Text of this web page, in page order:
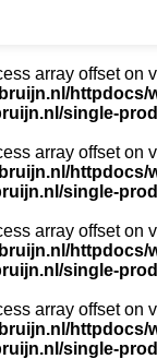
array offset on
httpdocs/
single-
array offset on
httpdocs/
single-
array offset on
httpdocs/
single-
array offset on
httpdocs/
single-